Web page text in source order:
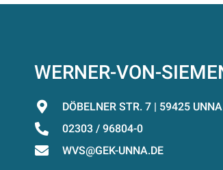
WERNER-VON-
DÖBELNER STR. 7 | 59425 UNNA
02303 / 96804-0
WVS@GEK-UNNA.DE